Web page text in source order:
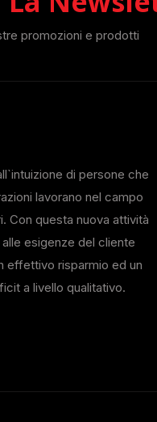
promozioni e prodotti
di persone che
lavorano nel campo
Con questa nuova attività
esigenze del cliente
effettivo risparmio ed un
a livello qualitativo.